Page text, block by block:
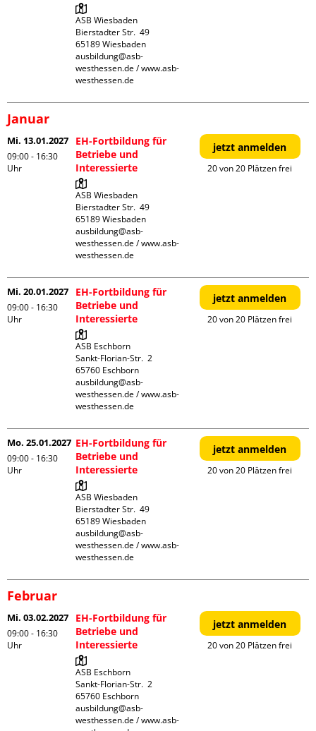
ASB Wiesbaden
Bierstadter Str.  49
65189 Wiesbaden
ausbildung@asb-
westhessen.de / www.asb-
westhessen.de
Januar
Mi. 13.01.2027
09:00 - 16:30
Uhr
EH-Fortbildung für
Betriebe und
Interessierte
ASB Wiesbaden
Bierstadter Str.  49
65189 Wiesbaden
ausbildung@asb-
westhessen.de / www.asb-
westhessen.de
jetzt anmelden
20 von 20 Plätzen frei
Mi. 20.01.2027
09:00 - 16:30
Uhr
EH-Fortbildung für
Betriebe und
Interessierte
ASB Eschborn
Sankt-Florian-Str.  2
65760 Eschborn
ausbildung@asb-
westhessen.de / www.asb-
westhessen.de
jetzt anmelden
20 von 20 Plätzen frei
Mo. 25.01.2027
09:00 - 16:30
Uhr
EH-Fortbildung für
Betriebe und
Interessierte
ASB Wiesbaden
Bierstadter Str.  49
65189 Wiesbaden
ausbildung@asb-
westhessen.de / www.asb-
westhessen.de
jetzt anmelden
20 von 20 Plätzen frei
Februar
Mi. 03.02.2027
09:00 - 16:30
Uhr
EH-Fortbildung für
Betriebe und
Interessierte
ASB Eschborn
Sankt-Florian-Str.  2
65760 Eschborn
ausbildung@asb-
westhessen.de / www.asb-
jetzt anmelden
20 von 20 Plätzen frei